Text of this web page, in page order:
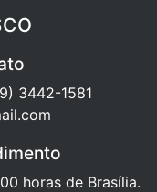
3442-1581
horas de Brasília.